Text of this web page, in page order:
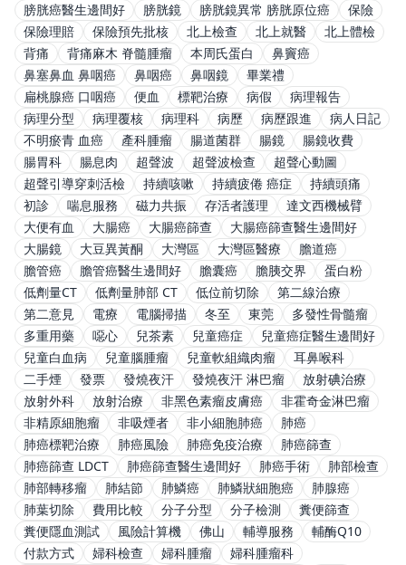
膀胱癌醫生邊間好
膀胱鏡 膀胱鏡異常 膀胱原位癌
保險
保險理賠
保險預先批核 北上檢查 北上就醫
北上體檢
背痛
背痛麻木 脊髓腫瘤 本周氏蛋白
鼻竇癌
鼻塞鼻血 鼻咽癌
鼻咽癌 鼻咽鏡
畢業禮
扁桃腺癌 口咽癌
便血 標靶治療 病假
病理報告
病理分型
病理覆核 病理科 病歷 病歷跟進
病人日記
不明瘀青 血癌
產科腫瘤 腸道菌群 腸鏡
腸鏡收費
腸胃科
腸息肉 超聲波 超聲波檢查
超聲心動圖
超聲引導穿刺活檢
持續咳嗽 持續疲倦 癌症
持續頭痛
初診
喘息服務 磁力共振 存活者護理
達文西機械臂
大便有血
大腸癌 大腸癌篩查
大腸癌篩查醫生邊間好
大腸鏡
大豆異黃酮 大灣區 大灣區醫療
膽道癌
膽管癌
膽管癌醫生邊間好 膽囊癌 膽胰交界
蛋白粉
低劑量CT
低劑量肺部 CT 低位前切除
第二線治療
第二意見
電療 電腦掃描 冬至 東莞
多發性骨髓瘤
多重用藥
噁心 兒茶素 兒童癌症
兒童癌症醫生邊間好
兒童白血病
兒童腦腫瘤 兒童軟組織肉瘤
耳鼻喉科
二手煙
發票 發燒夜汗 發燒夜汗 淋巴瘤
放射碘治療
放射外科
放射治療 非黑色素瘤皮膚癌
非霍奇金淋巴瘤
非精原細胞瘤
非吸煙者 非小細胞肺癌
肺癌
肺癌標靶治療
肺癌風險 肺癌免疫治療
肺癌篩查
肺癌篩查 LDCT
肺癌篩查醫生邊間好 肺癌手術
肺部檢查
肺部轉移瘤
肺結節 肺鱗癌 肺鱗狀細胞癌
肺腺癌
肺葉切除
費用比較 分子分型 分子檢測
糞便篩查
糞便隱血測試
風險計算機 佛山 輔導服務
輔酶Q10
付款方式
婦科檢查 婦科腫瘤
婦科腫瘤科